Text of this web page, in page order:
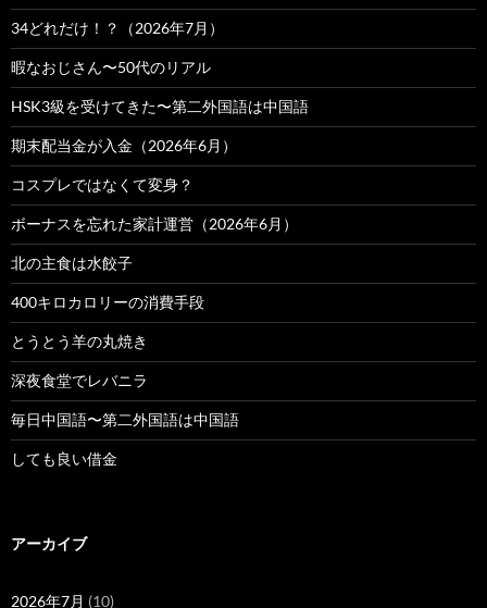
34どれだけ！？（2026年7月）
暇なおじさん〜50代のリアル
HSK3級を受けてきた〜第二外国語は中国語
期末配当金が入金（2026年6月）
コスプレではなくて変身？
ボーナスを忘れた家計運営（2026年6月）
北の主食は水餃子
400キロカロリーの消費手段
とうとう羊の丸焼き
深夜食堂でレバニラ
毎日中国語〜第二外国語は中国語
しても良い借金
アーカイブ
2026年7月 (10)